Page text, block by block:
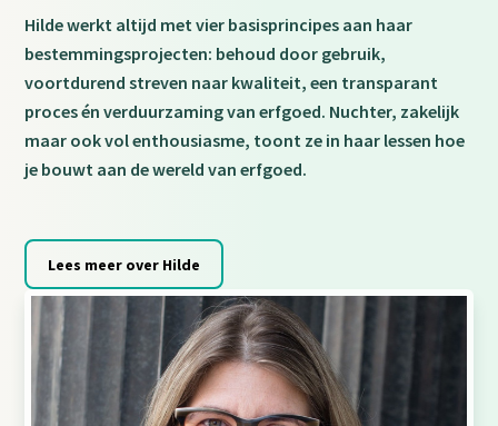
Hilde werkt altijd met vier basisprincipes aan haar
bestemmingsprojecten: behoud door gebruik,
voortdurend streven naar kwaliteit, een transparant
proces én verduurzaming van erfgoed. Nuchter, zakelijk
maar ook vol enthousiasme, toont ze in haar lessen hoe
je bouwt aan de wereld van erfgoed.
Lees meer over Hilde